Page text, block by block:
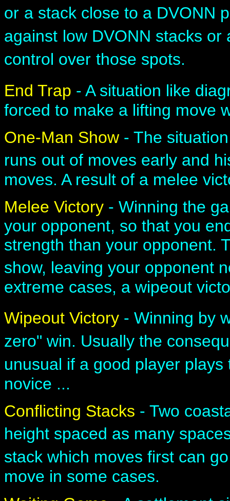
or a stack close to a DVONN
against low DVONN stacks
control over those spots.
End Trap - A situation like
forced to make a lifting move
One-Man Show - The
runs out of moves early and
moves. A result of a melee
Melee Victory - Winning the
your opponent, so that you
strength than your opponent.
show, leaving your opponent
extreme cases, a wipeout
Wipeout Victory - Winning by
zero" win. Usually the
unusual if a good player
novice ...
Conflicting Stacks - Two
height spaced as many
stack which moves first can
move in some cases.